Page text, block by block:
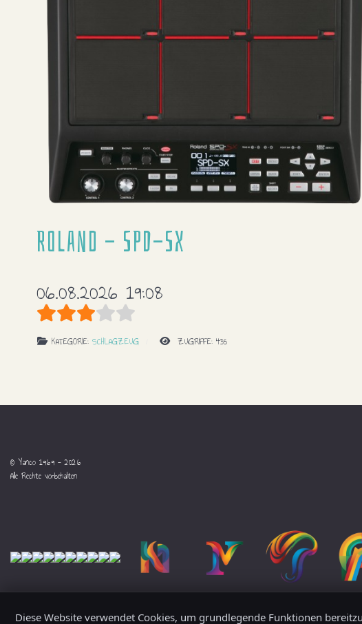
Roland - SPD-SX
06.08.2026 19:08
Bewertung: 3/
KATEGORIE: SCHLAGZEUG ZUGRIFFE: 435
© Yanco 1969 - 2026
Alle Rechte vorbehalten
Diese Website verwendet Cookies, um grundlegende Funktionen